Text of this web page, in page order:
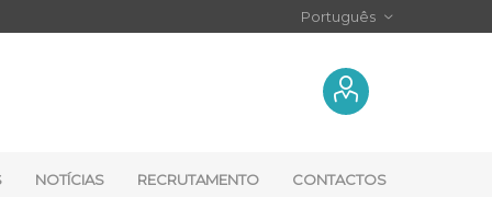
NOTÍCIAS RECRUTAMENTO CONTACTOS